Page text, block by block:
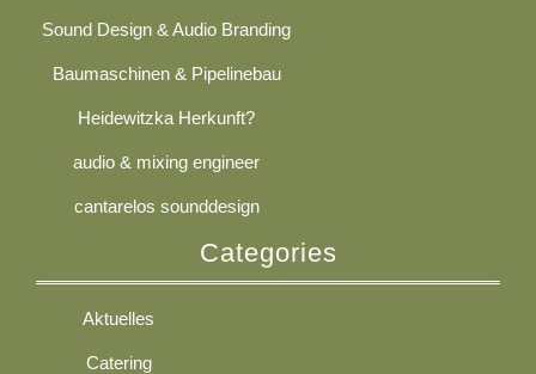
Sound Design & Audio Branding
Baumaschinen & Pipelinebau
Heidewitzka Herkunft?
audio & mixing engineer
cantarelos sounddesign
Categories
Aktuelles
Catering